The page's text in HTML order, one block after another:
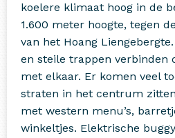
koelere klimaat hoog in de
1.600 meter hoogte, tegen
van het Hoang
en steile trappen verbinden
met elkaar. Er komen veel
straten in het centrum
met western menu’s,
winkeltjes. Elektrische